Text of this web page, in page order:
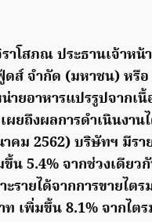
าโสภณ ประธานเจ้าห
ส์ จำกัด (มหาชน) หรือ
ายอาหารแปรรูปจากเ
ผยถึงผลการดำเนินงาน
คม 2562) บริษัทฯ มีรา
น 5.4% จากช่วงเดียว
รายได้จากการขายไต
เพิ่มขึ้น 8.1% จากไต